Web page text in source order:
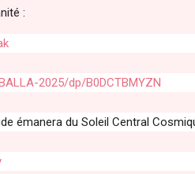
:
2025/dp/B0DCTBMYZN
émanera du Soleil Central